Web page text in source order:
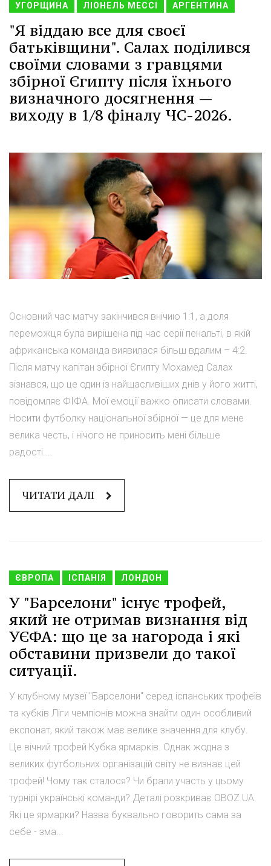
УГОРЩИНА ЛІОНЕЛЬ МЕССІ АРГЕНТИНА
"Я віддаю все для своєї
батьківщини". Салах поділився
своїми словами з гравцями
збірної Єгипту після їхнього
визначного досягнення —
виходу в 1/8 фіналу ЧС-2026.
Основний час матчу закінчився внічию 1:1, а доля
переможця була вирішена під час серії пенальті, в якій
африканська команда виявилася більш вдалим – 4:2.
Після матчу капітан збірної Єгипту Мохамед Салах
зізнався, що це один із найщасливіших днів у його житті,
повідомляє ФІФА. Мої емоції важко описати словами.
Носити футболку національної збірної — це для мене
велика честь, і нічого не приносить мені більше
радості....
ЧИТАТИ ДАЛІ
ЄВРОПА ІСПАНІЯ ЛОНДОН
У "Барселони" існує трофей,
який не отримав визнання від
УЄФА: що це за нагорода і які
обставини призвели до такої
ситуації.
У клубному музеї "Барселони" серед іспанських трофеїв
та кубків Ліги чемпіонів можна знайти один особливий
експонат, який також має велике значення для клубу.
Це вічний трофей Кубка ярмарків. Однак жодна з
великих футбольних організацій світу не визнає цей
трофей! Чому так сталося? Чи брали участь у цьому
турнірі українські команди? Деталі розкриває OBOZ.UA.
Які це ярмарки? Назва буквально говорить сама за
себе - зма...